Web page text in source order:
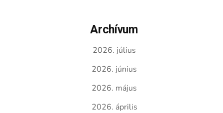
Archívum
2026. július
2026. június
2026. május
2026. április